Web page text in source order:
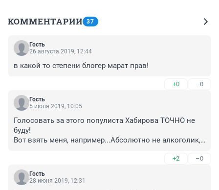
КОММЕНТАРИИ 37
Гость
26 августа 2019, 12:44
в какой то степени блогер марат прав!
+0 –0
Гость
5 июля 2019, 10:05
Голосовать за этого популиста Хабирова ТОЧНО не
буду!
Вот взять меня, например...Абсолютно не алкоголик,
бутылочку моего любимого Киндзмараули...В этом
году облом...Спустился в магазин в моем же доме, а
там запрет продажи, выпускной вечер...Считаю что
+2 –0
Гость
28 июня 2019, 12:31